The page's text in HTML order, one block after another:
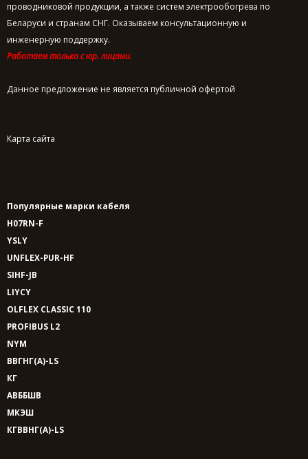
проводниковой продукции, а также систем электрообогрева по
Беларуси и странам СНГ. Оказываем консультационную и
инженерную поддержку.
Работаем только с юр. лицами.
Данное предложение не является публичной офертой
Карта сайта
Популярные марки кабеля
H07RN-F
YSLY
UNFLEX-PUR-HF
SIHF-JB
LIYCY
OLFLEX CLASSIC 110
PROFIBUS L2
NYM
ВВГНГ(A)-LS
КГ
АВББШВ
МКЭШ
КГВВНГ(A)-LS